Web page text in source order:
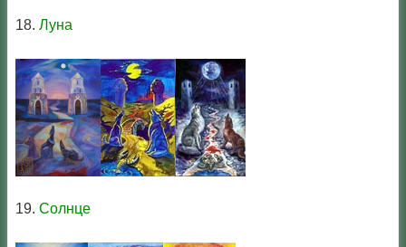
18. Луна
19. Солнце